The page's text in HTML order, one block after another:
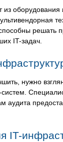
IT-задач.
нужно
аудита
IT-